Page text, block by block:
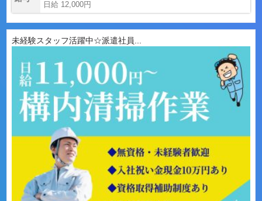
日給 12,000円
未経験スタッフ活躍中☆派遣社員...